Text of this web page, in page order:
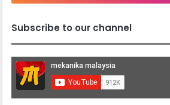
Subscribe to our channel